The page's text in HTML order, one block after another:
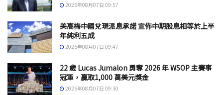
2026年08月07日 09:57
美高梅中國兌現派息承諾 宣佈中期股息相等於上半
年純利五成
2026年08月07日 09:47
22 歲 Lucas Jumalon 勇奪 2026 年 WSOP 主賽事
冠軍，贏取1,000 萬美元獎金
2026年08月07日 09:30